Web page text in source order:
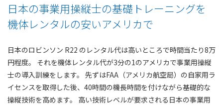
日本の事業用操縦士の基礎トレーニングを
機体レンタルの安いアメリカで
日本のロビンソン R22 のレンタル代は高いところで時間当たり8万
円程度。 それを機体レンタル代が3分の1のアメリカで事業用操縦
士の導入訓練をします。 先ずはFAA（アメリカ航空局）の自家用ラ
イセンスを取得した後、40時間の機長時間を付けながら基礎的な
操縦技術を高めます。 高い技術レベルが要求される日本の事業用